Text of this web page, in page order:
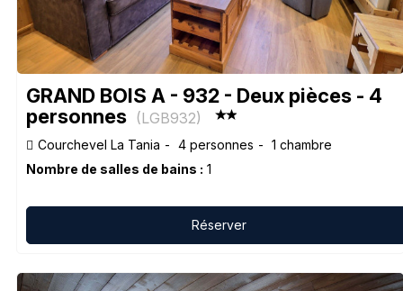
GRAND BOIS A - 932 - Deux pièces - 4
personnes (LGB932)
Courchevel La Tania 4 personnes
1 chambre
Nombre de salles de bains : 1
Réserver